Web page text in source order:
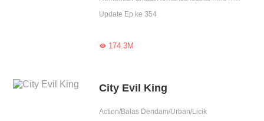
Update Ep ke 354
174.3M
City Evil King
Action/Balas Dendam/Urban/Licik